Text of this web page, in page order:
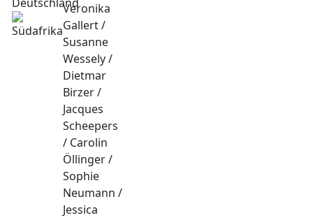
Veronika
Gallert /
Susanne
Wessely /
Dietmar
Birzer /
Jacques
Scheepers
/ Carolin
Öllinger /
Sophie
Neumann /
Jessica